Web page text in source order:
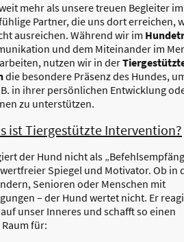
mehr als unsere treuen Begleiter
Partner, die uns dort erreichen,
ausreichen. Während wir im
und dem Miteinander im
nutzen wir in der
die besondere Präsenz des Hundes,
in ihrer persönlichen Entwicklung
zu unterstützen.
ist Tiergestützte Intervention?
der Hund nicht als
Spiegel und Motivator. Ob in
Senioren oder Menschen mit
– der Hund wertet nicht. Er
unser Inneres und schafft so einen
für: